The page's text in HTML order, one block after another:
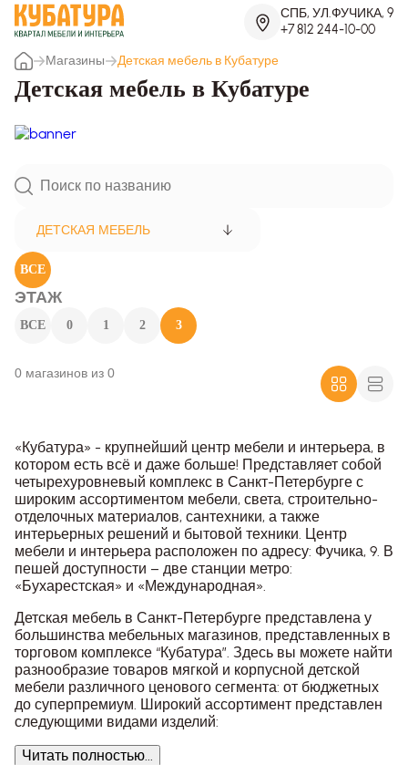
СПБ, УЛ.ФУЧИКА, 9
+7 812 244-10-00
Магазины
Детская мебель в Кубатуре
Детская мебель в Кубатуре
ДЕТСКАЯ МЕБЕЛЬ
ВСЕ
ЭТАЖ
ВСЕ 0 1 2 3
0 магазинов из 0
«Кубатура» - крупнейший центр мебели и интерьера, в
котором есть всё и даже больше! Представляет собой
четырехуровневый комплекс в Санкт-Петербурге с
широким ассортиментом мебели, света, строительно-
отделочных материалов, сантехники, а также
интерьерных решений и бытовой техники. Центр
мебели и интерьера расположен по адресу: Фучика, 9. В
пешей доступности – две станции метро:
«Бухарестская» и «Международная».
Детская мебель в Санкт-Петербурге представлена у
большинства мебельных магазинов, представленных в
торговом комплексе “Кубатура”. Здесь вы можете найти
разнообразие товаров мягкой и корпусной детской
мебели различного ценового сегмента: от бюджетных
до суперпремиум. Широкий ассортимент представлен
следующими видами изделий:
Читать полностью...